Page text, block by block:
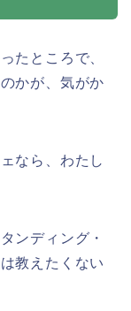
たところで、
かが、気がか
なら、わたし
ンディング・
教えたくない